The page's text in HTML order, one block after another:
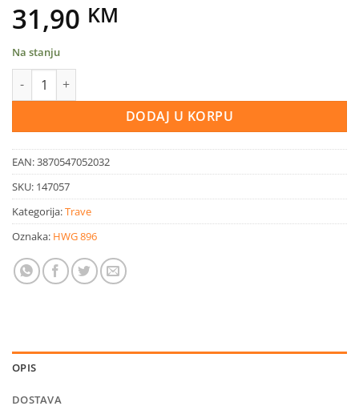
31,90 KM
Na stanju
Travna smjesa za dosijavanje 1,5 kg za 60 m² količina
DODAJ U KORPU
EAN:3870547052032
SKU: 147057
Kategorija:Trave
Oznaka: HWG 896
OPIS
DOSTAVA